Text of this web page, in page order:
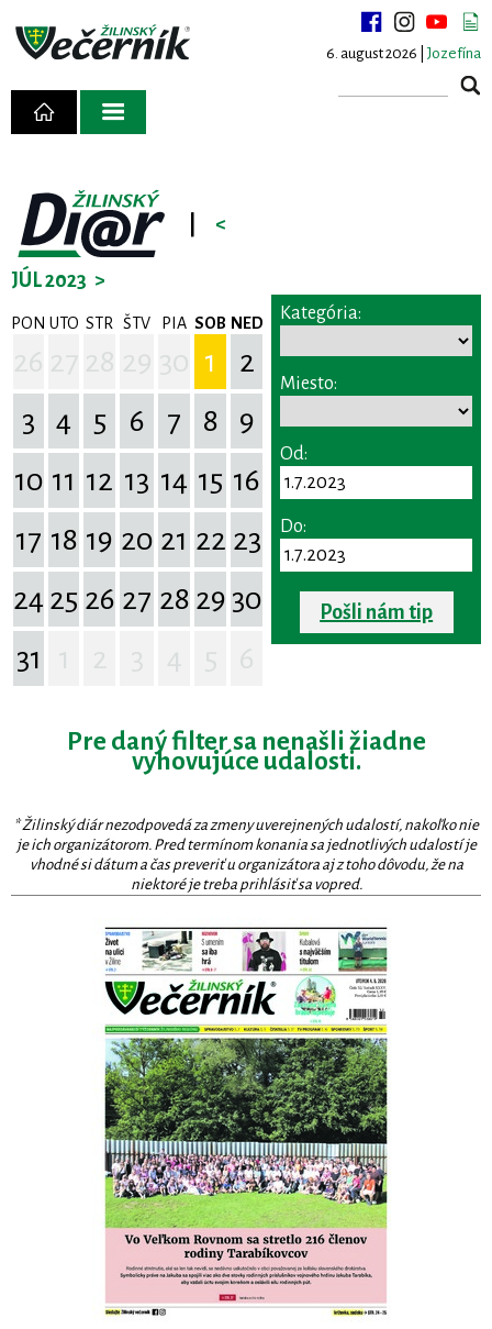
6. august 2026 | Jozefína
<
JÚL 2023 >
PON UTO STR ŠTV PIA SOB NED
1
2
3
4 5 6 7 8
9
10 11 12 13 14 15 16
17 18 19 20 21 22 23
24 25 26 27 28 29 30
31
Kategória:
Miesto:
Od:
Do:
Pošli nám tip
Pre daný filter sa nenašli žiadne
vyhovujúce udalosti.
* Žilinský diár nezodpovedá za zmeny uverejnených udalostí, nakoľko nie
je ich organizátorom. Pred termínom konania sa jednotlivých udalostí je
vhodné si dátum a čas preveriť u organizátora aj z toho dôvodu, že na
niektoré je treba prihlásiť sa vopred.